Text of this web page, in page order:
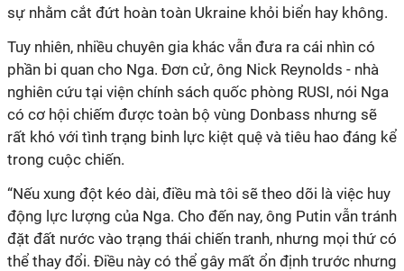
sự nhằm cắt đứt hoàn toàn Ukraine khỏi biển hay không.
Tuy nhiên, nhiều chuyên gia khác vẫn đưa ra cái nhìn có
phần bi quan cho Nga. Đơn cử, ông Nick Reynolds - nhà
nghiên cứu tại viện chính sách quốc phòng RUSI, nói Nga
có cơ hội chiếm được toàn bộ vùng Donbass nhưng sẽ
rất khó với tình trạng binh lực kiệt quệ và tiêu hao đáng kể
trong cuộc chiến.
“Nếu xung đột kéo dài, điều mà tôi sẽ theo dõi là việc huy
động lực lượng của Nga. Cho đến nay, ông Putin vẫn tránh
đặt đất nước vào trạng thái chiến tranh, nhưng mọi thứ có
thể thay đổi. Điều này có thể gây mất ổn định trước nhưng